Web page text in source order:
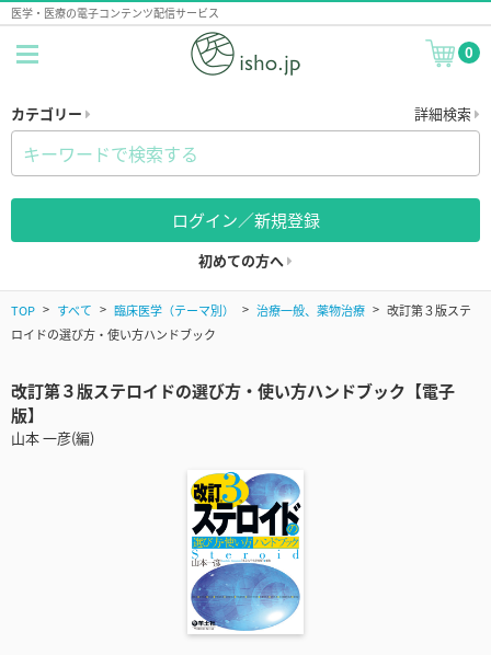
医学・医療の電子コンテンツ配信サービス
0
カテゴリー 詳細検索
ログイン／新規登録
初めての方へ
TOP すべて 臨床医学（テーマ別） 治療一般、薬物治療
改訂第３版ステ
ロイドの選び方・使い方ハンドブック
改訂第３版ステロイドの選び方・使い方ハンドブック【電子
版】
山本 一彦(編)